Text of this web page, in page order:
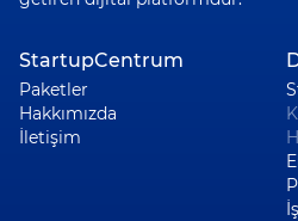
StartupCentrum
Paketler
Hakkımızda
İletişim